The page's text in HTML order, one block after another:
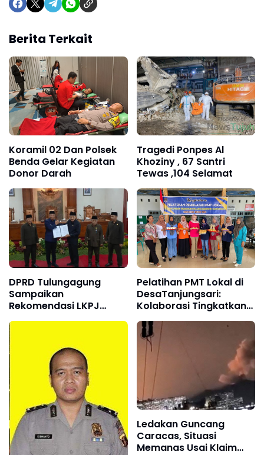
Berita Terkait
Koramil 02 Dan Polsek
Benda Gelar Kegiatan
Donor Darah
Tragedi Ponpes Al
Khoziny , 67 Santri
Tewas ,104 Selamat
DPRD Tulungagung
Sampaikan
Rekomendasi LKPJ
Bupati 2024, Dorong
Perbaikan Layanan
Publik
Pelatihan PMT Lokal di
DesaTanjungsari:
Kolaborasi Tingkatkan
Gizi Masyarakat
Ledakan Guncang
Caracas, Situasi
Memanas Usai Klaim